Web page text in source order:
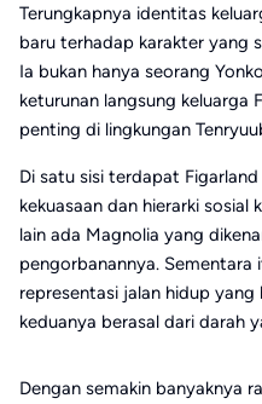
Terungkapnya identitas
baru terhadap karakter yang
Ia bukan hanya seorang
keturunan langsung keluarga
penting di lingkungan
Di satu sisi terdapat
kekuasaan dan hierarki sosial
lain ada Magnolia yang
pengorbanannya. Sementara
representasi jalan hidup
keduanya berasal dari darah
Dengan semakin banyaknya